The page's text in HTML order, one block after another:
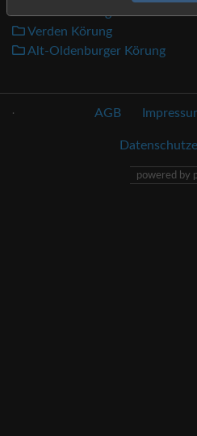
Verden Körung
Alt-Oldenburger Körung
. AGB
powered by